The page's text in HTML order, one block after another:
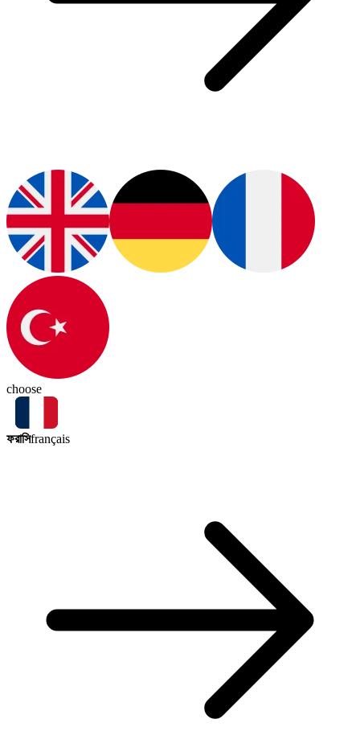
choose
ফরাসিfrançais